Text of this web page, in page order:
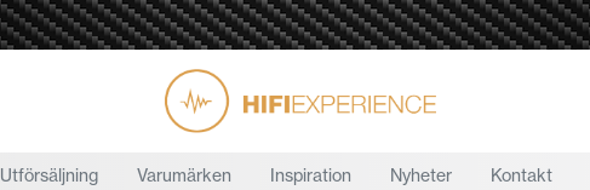
Utförsäljning Varumärken Inspiration Nyheter Kontakt